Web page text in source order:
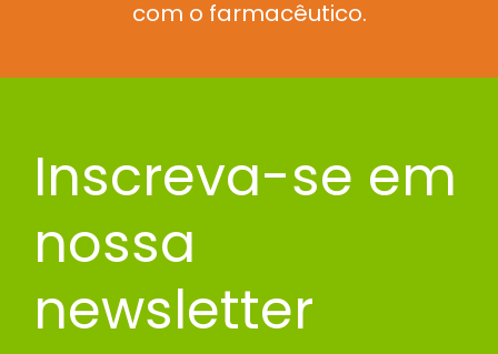
com o farmacêutico.
Inscreva-se em
nossa
newsletter